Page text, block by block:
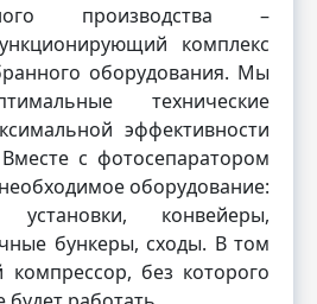
производства –
комплекс
оборудования. Мы
технические
эффективности
с фотосепаратором
оборудование:
конвейеры,
бункеры, сходы. В том
без которого